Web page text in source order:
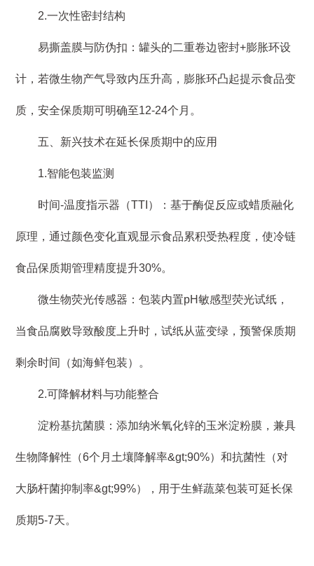
2.一次性密封结构
易撕盖膜与防伪扣：罐头的二重卷边密封+膨胀环设
计，若微生物产气导致内压升高，膨胀环凸起提示食品变
质，安全保质期可明确至12-24个月。
五、新兴技术在延长保质期中的应用
1.智能包装监测
时间-温度指示器（TTI）：基于酶促反应或蜡质融化
原理，通过颜色变化直观显示食品累积受热程度，使冷链
食品保质期管理精度提升30%。
微生物荧光传感器：包装内置pH敏感型荧光试纸，
当食品腐败导致酸度上升时，试纸从蓝变绿，预警保质期
剩余时间（如海鲜包装）。
2.可降解材料与功能整合
淀粉基抗菌膜：添加纳米氧化锌的玉米淀粉膜，兼具
生物降解性（6个月土壤降解率&gt;90%）和抗菌性（对
大肠杆菌抑制率&gt;99%），用于生鲜蔬菜包装可延长保
质期5-7天。